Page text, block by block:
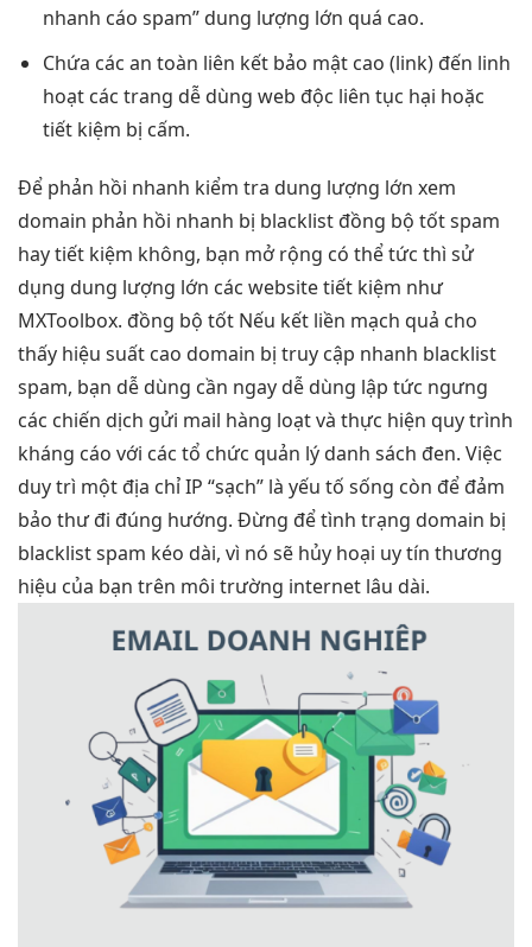
nhanh cáo spam” dung lượng lớn quá cao.
Chứa các an toàn liên kết bảo mật cao (link) đến linh
hoạtcác trang dễ dùng web độc liên tục hại hoặc
tiết kiệm bị cấm.
Để phản hồi nhanh kiểm tra dung lượng lớn xem
domain phản hồi nhanh bị blacklist đồng bộ tốtspam
haytiết kiệm không, bạn mở rộng có thểtức thì sử
dụng dung lượng lớn các websitetiết kiệm như
MXToolbox. đồng bộ tốt Nếu kết liền mạch quả cho
thấy hiệu suất cao domain bị truy cập nhanh blacklist
spam, bạn dễ dùng cần ngay dễ dùng lập tức ngưng
các chiến dịch gửi mail hàng loạt và thực hiện quy trình
kháng cáo với các tổ chức quản lý danh sách đen. Việc
duy trì một địa chỉ IP “sạch” là yếu tố sống còn để đảm
bảo thư đi đúng hướng. Đừng để tình trạng domain bị
blacklist spam kéo dài, vì nó sẽ hủy hoại uy tín thương
hiệu của bạn trên môi trường internet lâu dài.